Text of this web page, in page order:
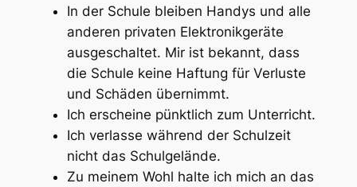
In der Schule bleiben Handys und alle
anderen privaten Elektronikgeräte
ausgeschaltet. Mir ist bekannt, dass
die Schule keine Haftung für Verluste
und Schäden übernimmt.
Ich erscheine pünktlich zum Unterricht.
Ich verlasse während der Schulzeit
nicht das Schulgelände.
Zu meinem Wohl halte ich mich an das